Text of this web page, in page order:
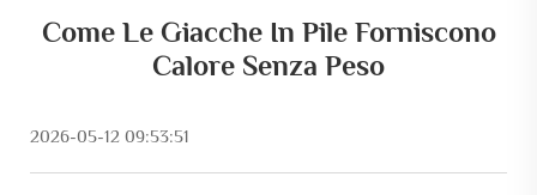
Come Le Giacche In Pile Forniscono
Calore Senza Peso
2026-05-12 09:53:51